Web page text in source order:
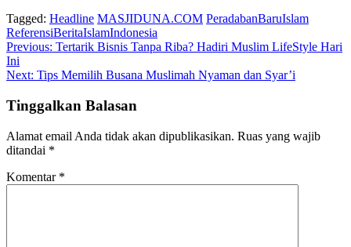
Tagged: Headline MASJIDUNA.COM PeradabanBaruIslam
ReferensiBeritaIslamIndonesia
Navigasi
pos
Previous: Tertarik Bisnis Tanpa Riba? Hadiri Muslim LifeStyle Hari
Ini
Next: Tips Memilih Busana Muslimah Nyaman dan Syar’i
Tinggalkan Balasan
Alamat email Anda tidak akan dipublikasikan. Ruas yang wajib
ditandai *
Komentar *